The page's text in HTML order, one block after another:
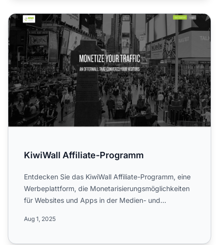
KiwiWall Affiliate-Programm
KiwiWall Affiliate-Programm
Entdecken Sie das KiwiWall Affiliate-Programm, eine
Werbeplattform, die Monetarisierungsmöglichkeiten
für Websites und Apps in der Medien- und
Aug 1, 2025